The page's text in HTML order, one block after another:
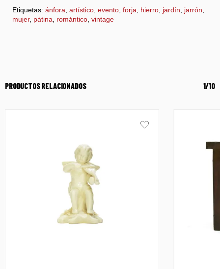
Etiquetas: ánfora artístico evento forja hierro jardín jarrón
mujer, pátina romántico vintage
PRODUCTOS RELACIONADOS 1/10